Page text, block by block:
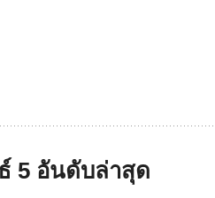
5 อันดับล่าสุด